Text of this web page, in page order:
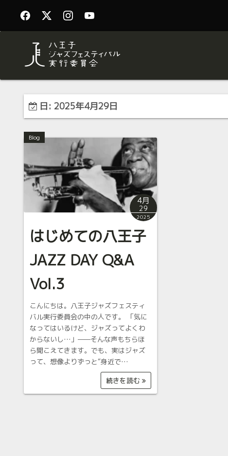
日: 2025年4月29日
Blog
4月
29
2025
はじめての八王子
JAZZ DAY Q&A
Vol.3
こんにちは。八王子ジャズフェスティ
バル実行委員会の中の人です。 「気に
なってはいるけど、ジャズってよくわ
からないし…」——そんな声もちらほ
ら聞こえてきます。でも、実はジャズ
って、想像よりずっと“身近で…
続きを読む